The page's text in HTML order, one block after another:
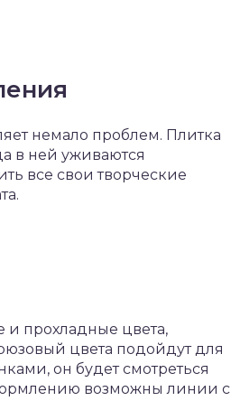
немало проблем. Плитка
в ней уживаются
все свои творческие
и прохладные цвета,
цвета подойдут для
он будет смотреться
возможны линии с